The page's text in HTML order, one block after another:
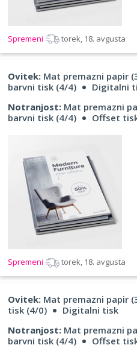
Spremeni torek, 18. avgusta
Ovitek: Mat premazni papir
barvni tisk (4/4)
Digitalni
Notranjost: Mat premazni
barvni tisk (4/4)
Offset
Spremeni torek, 18. avgusta
Ovitek: Mat premazni papir
tisk (4/0)
Digitalni tisk
Notranjost: Mat premazni
barvni tisk (4/4)
Offset